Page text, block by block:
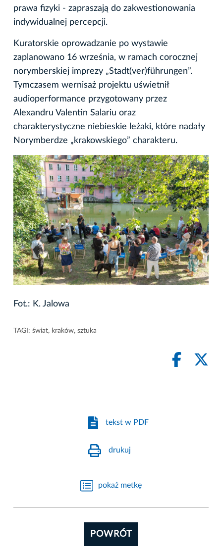
prawa fizyki - zapraszają do zakwestionowania
indywidualnej percepcji.
Kuratorskie oprowadzanie po wystawie
zaplanowano 16 września, w ramach corocznej
norymberskiej imprezy „Stadt(ver)führungen”.
Tymczasem wernisaż projektu uświetnił
audioperformance przygotowany przez
Alexandru Valentin Salariu oraz
charakterystyczne niebieskie leżaki, które nadały
Norymberdze „krakowskiego” charakteru.
Fot.: K. Jalowa
TAGI: świat, kraków, sztuka
tekst w PDF
drukuj
pokaż metkę
POWRÓT